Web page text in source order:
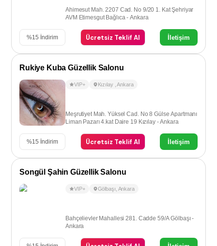
Ahimesut Mah. 2207 Cad. No 9/20 1. Kat Şehriyar
AVM Etimesgut Bağlıca - Ankara
%15 İndirim Ücretsiz Teklif Al İletişim
Rukiye Kuba Güzellik Salonu
VIP+ Kızılay ,Ankara
Meşrutiyet Mah. Yüksel Cad. No 8 Gülse Apartmanı
Liman Pazarı 4.kat Daire 19 Kızılay - Ankara
%15 İndirim Ücretsiz Teklif Al İletişim
Songül Şahin Güzellik Salonu
VIP+ Gölbaşı Ankara
Bahçelievler Mahallesi 281. Cadde 59/A Gölbaşı -
Ankara